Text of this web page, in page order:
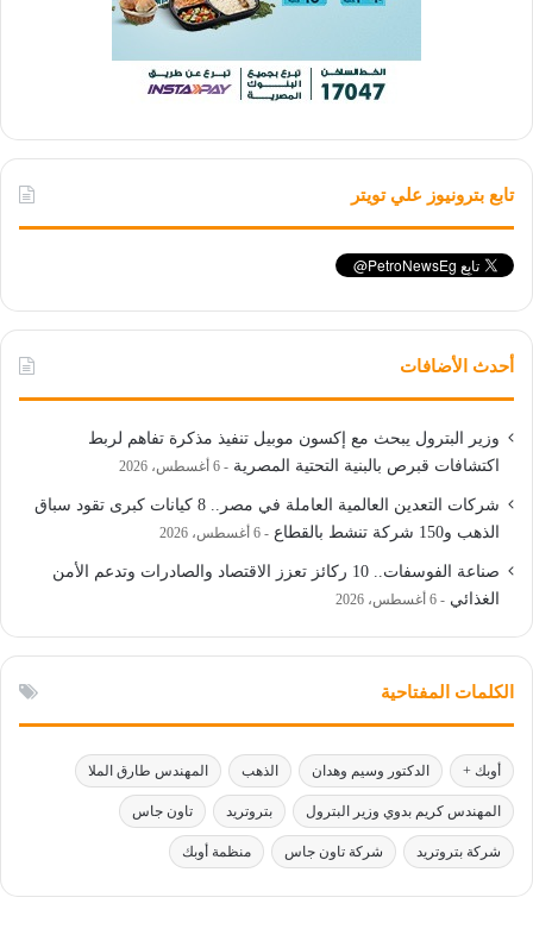
تابع بترونيوز علي تويتر
أحدث الأضافات
وزير البترول يبحث مع إكسون موبيل تنفيذ مذكرة تفاهم لربط
اكتشافات قبرص بالبنية التحتية المصرية
6 أغسطس، 2026
شركات التعدين العالمية العاملة في مصر.. 8 كيانات كبرى تقود سباق
الذهب و150 شركة تنشط بالقطاع
6 أغسطس، 2026
صناعة الفوسفات.. 10 ركائز تعزز الاقتصاد والصادرات وتدعم الأمن
الغذائي
6 أغسطس، 2026
الكلمات المفتاحية
أوبك + الدكتور وسيم وهدان الذهب المهندس طارق الملا
المهندس كريم بدوي وزير البترول بتروتريد تاون جاس
شركة بتروتريد شركة تاون جاس منظمة أوبك